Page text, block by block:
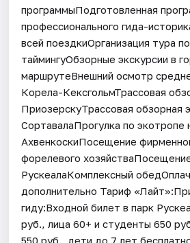
программыПодготовленная
профессионального гида-
всей поездкиОрганизация тура по
таймингуОбзорные экскурсии в
маршрутеВнешний осмотр
Корела-КексгольмТрассовая
ПриозерскуТрассовая обзорная
СортавалаПрогулка по экотропе
АхвенкоскиПосещение
форелевого
РускеалаКомплексный
дополнительно Тариф
гиду:Входной билет в парк
руб., лица 60+ и студенты 650
550 руб., дети до 7 лет